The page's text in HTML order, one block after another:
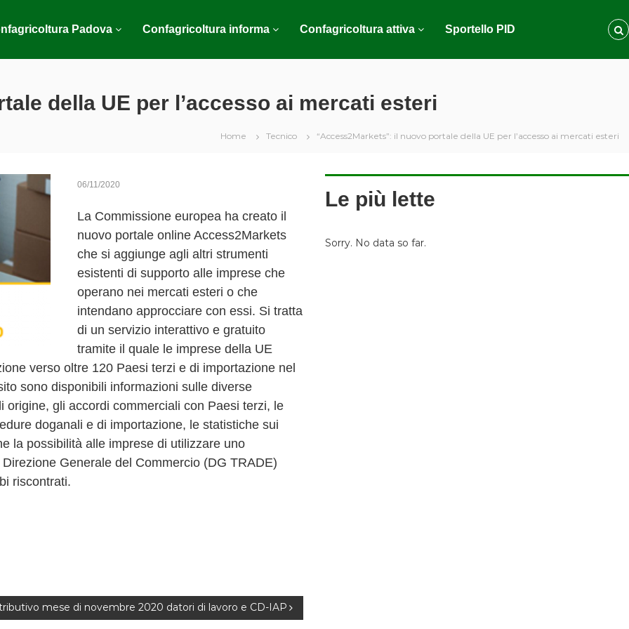
Padova Confagricoltura informa Confagricoltura attiva Sportello PID
della UE per l’accesso ai mercati esteri
Home Tecnico “Access2Markets”: il nuovo portale della UE per l’accesso ai mercati esteri
06/11/2020
La Commissione europea ha creato il
nuovo portale online Access2Markets
che si aggiunge agli altri strumenti
esistenti di supporto alle imprese che
operano nei mercati esteri o che
intendano approcciare con essi. Si tratta
di un servizio interattivo e gratuito
tramite il quale le imprese della UE
verso oltre 120 Paesi terzi e di importazione nel
sono disponibili informazioni sulle diverse
gli accordi commerciali con Paesi terzi, le
doganali e di importazione, le statistiche sui
la possibilità alle imprese di utilizzare uno
Generale del Commercio (DG TRADE)
riscontrati.
mese di novembre 2020 datori di lavoro e CD-IAP
Le più lette
Sorry. No data so far.